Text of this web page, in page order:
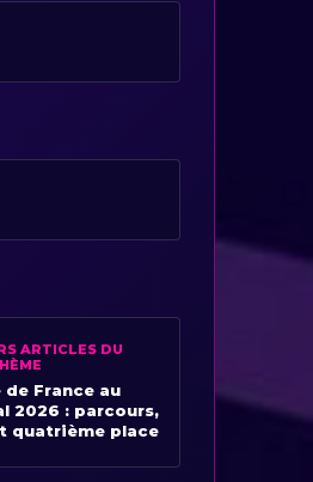
ARTICLES DU
de France au
2026 : parcours,
quatrième place